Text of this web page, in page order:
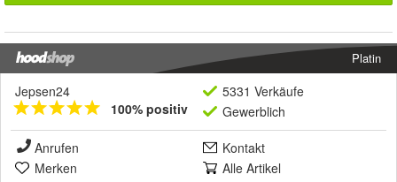
Platin
Jepsen24
100% positiv
5331 Verkäufe
Gewerblich
Anrufen
Kontakt
Merken
Alle Artikel